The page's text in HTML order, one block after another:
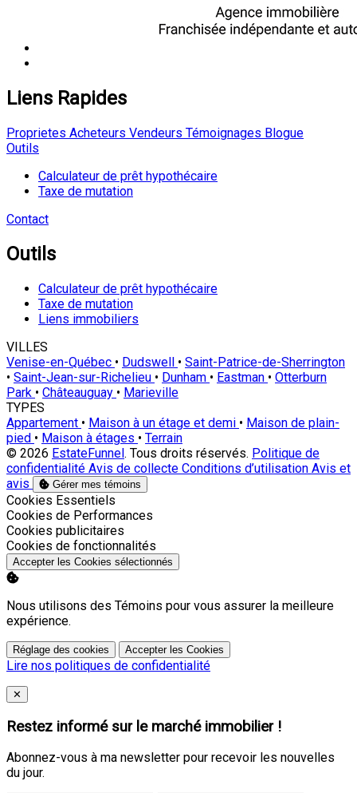
Liens Rapides
Proprietes Acheteurs Vendeurs Témoignages Blogue
Outils
Calculateur de prêt hypothécaire
Taxe de mutation
Contact
Outils
Calculateur de prêt hypothécaire
Taxe de mutation
Liens immobiliers
VILLES
Venise-en-Québec • Dudswell • Saint-Patrice-de-Sherrington
• Saint-Jean-sur-Richelieu • Dunham • Eastman • Otterburn
Park • Châteauguay • Marieville
TYPES
Appartement • Maison à un étage et demi • Maison de plain-
pied • Maison à étages • Terrain
© 2026 EstateFunnel. Tous droits réservés. Politique de
confidentialité Avis de collecte Conditions d’utilisation Avis et
avis
Gérer mes témoins
Activer
Cookies Essentiels
Activer
Cookies de Performances
Activer
Cookies publicitaires
Activer
Cookies de fonctionnalités
Accepter les Cookies sélectionnés
Nous utilisons des Témoins pour vous assurer la meilleure
expérience.
Réglage des cookies Accepter les Cookies
Lire nos politiques de confidentialité
Close
✕
Restez informé sur le marché immobilier !
Abonnez-vous à ma newsletter pour recevoir les nouvelles
du jour.